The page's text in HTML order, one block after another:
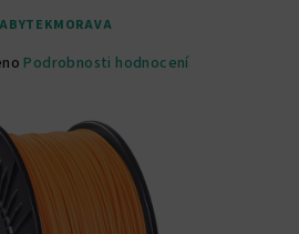
Podrobnosti hodnocení